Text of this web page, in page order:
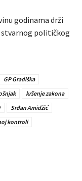
godinama drži
političkog
GP Gradiška
kršenje zakona
Srđan Amidžić
kontroli